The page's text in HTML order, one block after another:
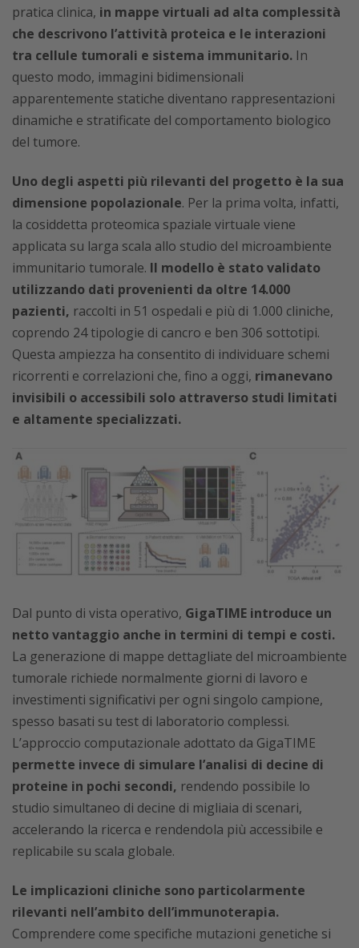
pratica clinica, in mappe virtuali ad alta complessità
che descrivono l’attività proteica e le interazioni
tra cellule tumorali e sistema immunitario. In
questo modo, immagini bidimensionali
apparentemente statiche diventano rappresentazioni
dinamiche e stratificate del comportamento biologico
del tumore.
Uno degli aspetti più rilevanti del progetto è la sua
dimensione popolazionale. Per la prima volta, infatti,
la cosiddetta proteomica spaziale virtuale viene
applicata su larga scala allo studio del microambiente
immunitario tumorale. Il modello è stato validato
utilizzando dati provenienti da oltre 14.000
pazienti, raccolti in 51 ospedali e più di 1.000 cliniche,
coprendo 24 tipologie di cancro e ben 306 sottotipi.
Questa ampiezza ha consentito di individuare schemi
ricorrenti e correlazioni che, fino a oggi, rimanevano
invisibili o accessibili solo attraverso studi limitati
e altamente specializzati.
Dal punto di vista operativo, GigaTIME introduce un
netto vantaggio anche in termini di tempi e costi.
La generazione di mappe dettagliate del microambiente
tumorale richiede normalmente giorni di lavoro e
investimenti significativi per ogni singolo campione,
spesso basati su test di laboratorio complessi.
L’approccio computazionale adottato da GigaTIME
permette invece di simulare l’analisi di decine di
proteine in pochi secondi, rendendo possibile lo
studio simultaneo di decine di migliaia di scenari,
accelerando la ricerca e rendendola più accessibile e
replicabile su scala globale.
Le implicazioni cliniche sono particolarmente
rilevanti nell’ambito dell’immunoterapia.
Comprendere come specifiche mutazioni genetiche si